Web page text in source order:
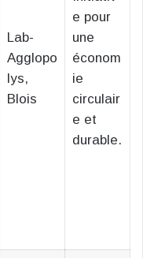
Lab-
Agglopo
lys,
Blois
e pour
une
économ
ie
circulair
e et
durable.